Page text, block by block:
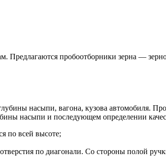
Предлагаются пробоотборники зерна —
насыпи, вагона, кузова автомобиля.
насыпи и последующем определении
по всей высоте;
по диагонали. Со стороны полой